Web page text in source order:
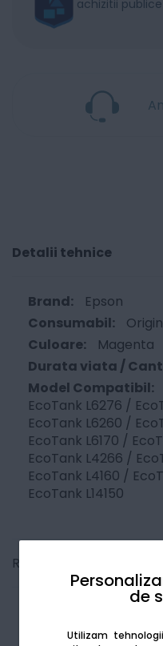
de
Utilizam
achizitii publice
Detalii tehnice
Epson
Magenta
EcoTank L6276 /
EcoTank L6260 /
EcoTank L6170 /
EcoTank L4266 /
EcoTank L4160 /
EcoTank L14150
Recenzii